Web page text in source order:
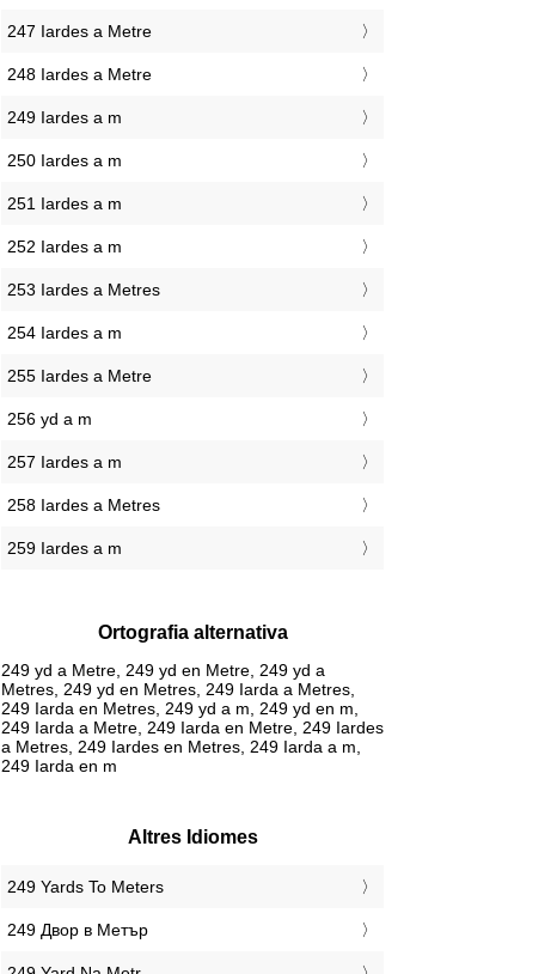
247 Iardes a Metre
248 Iardes a Metre
249 Iardes a m
250 Iardes a m
251 Iardes a m
252 Iardes a m
253 Iardes a Metres
254 Iardes a m
255 Iardes a Metre
256 yd a m
257 Iardes a m
258 Iardes a Metres
259 Iardes a m
Ortografia alternativa
249 yd a Metre, 249 yd en Metre, 249 yd a
Metres, 249 yd en Metres, 249 Iarda a Metres,
249 Iarda en Metres, 249 yd a m, 249 yd en m,
249 Iarda a Metre, 249 Iarda en Metre, 249 Iardes
a Metres, 249 Iardes en Metres, 249 Iarda a m,
249 Iarda en m
Altres Idiomes
‎249 Yards To Meters
‎249 Двор в Метър